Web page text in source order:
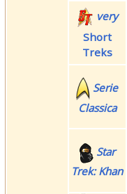
very
Short
Treks
Serie
Classica
Star
Trek: Khan